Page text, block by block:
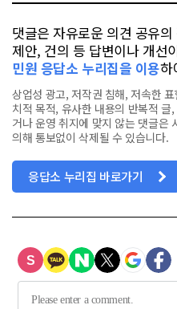
댓글은 자유로운 의견 공유
제안, 건의 등 답변이나 개선
민원 응답소 누리집을 이용하
상업성 광고, 저작권 침해, 저속한
치적 목적, 유사한 내용의 반복적
거나 운영 취지에 맞지 않는 댓글은
의해 통보없이 삭제될 수 있습니다.
응답소 누리집 바로가기